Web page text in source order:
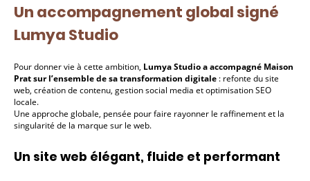
Un accompagnement global signé
Lumya Studio
Pour donner vie à cette ambition, Lumya Studio a accompagné Maison
Prat sur l’ensemble de sa transformation digitale : refonte du site
web, création de contenu, gestion social media et optimisation SEO
locale.
Une approche globale, pensée pour faire rayonner le raffinement et la
singularité de la marque sur le web.
Un site web élégant, fluide et performant